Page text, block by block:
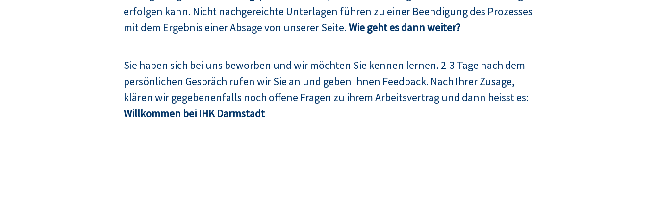
erfolgen kann. Nicht nachgereichte Unterlagen führen zu einer Beendigung des Prozesses
mit dem Ergebnis einer Absage von unserer Seite.Wie geht es dann weiter?
Sie haben sich bei uns beworben und wir möchten Sie kennen lernen. 2-3 Tage nach dem
persönlichen Gespräch rufen wir Sie an und geben Ihnen Feedback. Nach Ihrer Zusage,
klären wir gegebenenfalls noch offene Fragen zu ihrem Arbeitsvertrag und dann heisst es:
Willkommen bei IHK Darmstadt